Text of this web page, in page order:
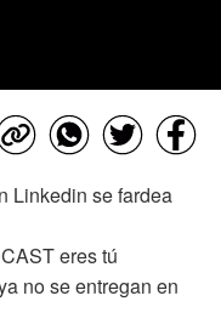
Linkedin se fardea
eres tú
no se entregan en